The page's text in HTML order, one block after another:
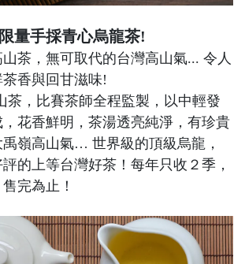
量手採青心烏龍茶!
茶，無可取代的台灣高山氣... 令人
香與回甘滋味!
茶，比賽茶師全程監製，以中輕發
花香鮮明，茶湯透亮純淨，有珍貴
禹嶺高山氣… 世界級的頂級烏龍，
的上等台灣好茶！每年只收２季，
完為止！